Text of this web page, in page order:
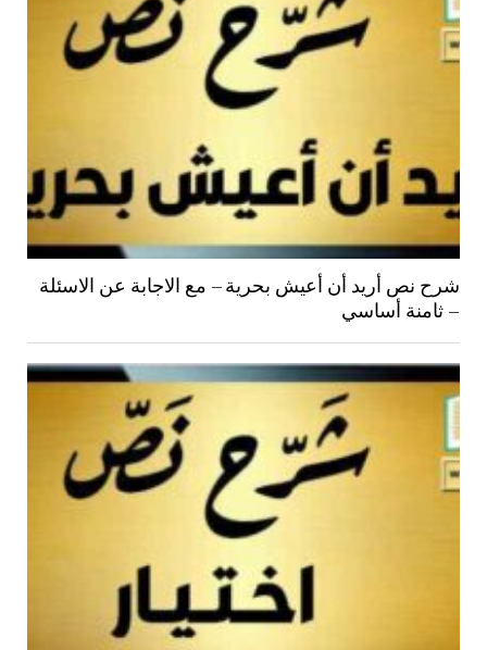
شرح نص أريد أن أعيش بحرية – مع الاجابة عن الاسئلة
– ثامنة أساسي